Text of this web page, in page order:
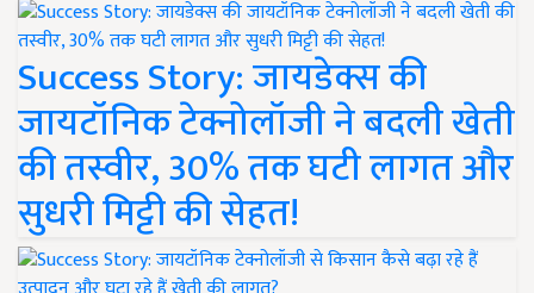
Success Story: जायडेक्स की
जायटॉनिक टेक्नोलॉजी ने बदली खेती
की तस्वीर, 30% तक घटी लागत और
सुधरी मिट्टी की सेहत!